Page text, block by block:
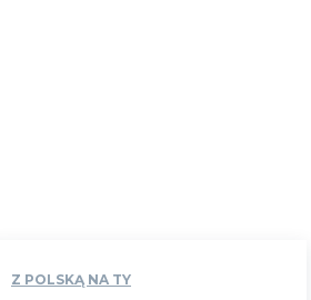
Z POLSKĄ NA TY